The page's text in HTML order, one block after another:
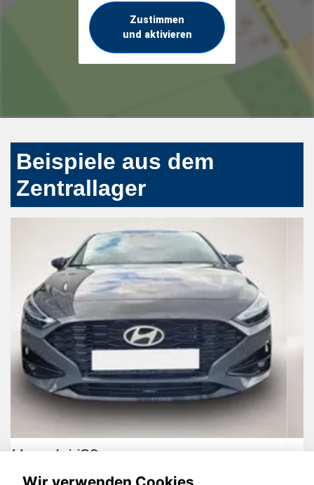
Zustimmen
und aktivieren
Beispiele aus dem
Zentrallager
Hyundai i30